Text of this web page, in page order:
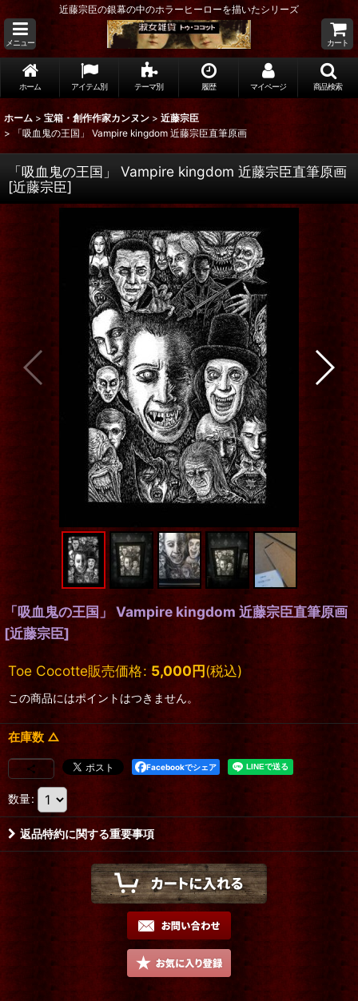
近藤宗臣の銀幕の中のホラーヒーローを描いたシリーズ
メニュー カート
ホーム アイテム別 テーマ別 履歴 マイページ 商品検索
ホーム > 宝箱・創作作家カンヌン > 近藤宗臣
>
「吸血鬼の王国」 Vampire kingdom 近藤宗臣直筆原画
「吸血鬼の王国」 Vampire kingdom 近藤宗臣直筆原画
[近藤宗臣]
「吸血鬼の王国」 Vampire kingdom 近藤宗臣直筆原画
[近藤宗臣]
Toe Cocotte販売価格: 5,000円(税込)
この商品にはポイントはつきません。
在庫数 △
Facebookでシェア
数量:
返品特約に関する重要事項